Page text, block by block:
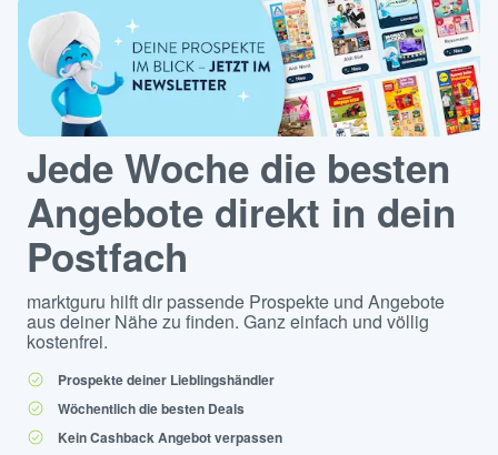
Jede Woche die besten
Angebote direkt in dein
Postfach
marktguru hilft dir passende Prospekte und Angebote
aus deiner Nähe zu finden. Ganz einfach und völlig
kostenfrei.
Prospekte deiner Lieblingshändler
Wöchentlich die besten Deals
Kein Cashback Angebot verpassen